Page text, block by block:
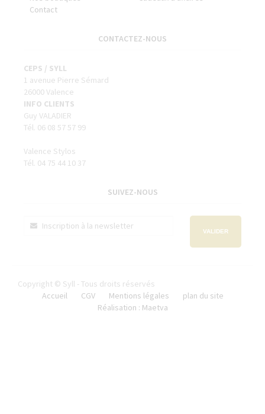
Contact
CONTACTEZ-NOUS
CEPS / SYLL
1 avenue Pierre Sémard
26000 Valence
INFO CLIENTS
Guy VALADIER
Tél. 06 08 57 57 99
Valence Stylos
Tél. 04 75 44 10 37
SUIVEZ-NOUS
VALIDER
Copyright © Syll - Tous droits réservés
Accueil
CGV Mentions légales
plan du site
Réalisation : Maetva